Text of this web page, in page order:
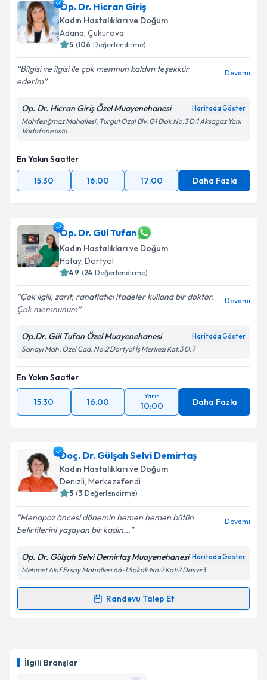
İlgili Branşlar
Op. Dr. Hicran Giriş
Kadın Hastalıkları ve Doğum
Adana, Çukurova
5 (106 Değerlendirme)
Bilgisi ve ilgisi ile çok memnun kaldım teşekkür
ederim
Devamı
Op. Dr. Hicran Giriş Özel Muayenehanesi Haritada Göster
Mahfesığmaz Mahallesi, Turgut Özal Blv. G1 Blok No:3 D:1 Aksagaz Yanı
Vodafone üstü
En Yakın Saatler
15:30
16:00 17:00 Daha Fazla
Op. Dr. Gül Tufan
Kadın Hastalıkları ve Doğum
Hatay, Dörtyol
4.9 (24 Değerlendirme)
Çok ilgili, zarif, rahatlatıcı ifadeler kullana bir doktor.
Çok memnunum
Devamı
Op.Dr. Gül Tufan Özel Muayenehanesi Haritada Göster
Sanayi Mah. Özel Cad. No:2 Dörtyol İş Merkezi Kat:3 D:7
En Yakın Saatler
15:30 16:00
Yarın
10:00 Daha Fazla
Doç. Dr. Gülşah Selvi Demirtaş
Kadın Hastalıkları ve Doğum
Denizli, Merkezefendi
5 (3 Değerlendirme)
Menapoz öncesi dönemin hemen hemen bütün
belirtilerini yaşayan bir kadın...
Devamı
Op. Dr. Gülşah Selvi Demirtaş Muayenehanesi Haritada Göster
Mehmet Akif Ersoy Mahallesi 66-1 Sokak No:2 Kat:2 Daire:3
Randevu Talep Et
Randevu Takvimi Talebi
için bir takvim hazırlandığında e-posta ile